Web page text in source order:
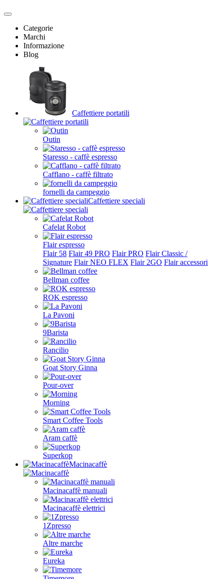
Categorie
Marchi
Informazione
Blog
Caffettiere portatili
Outin
Staresso - caffè espresso
Cafflano - caffè filtrato
fornelli da campeggio
Caffettiere speciali
Cafelat Robot
Flair espresso
Flair 58 Flair 49 PRO Flair PRO Flair Classic /
Signature Flair NEO FLEX Flair 2GO Flair accessori
Bellman coffee
ROK espresso
La Pavoni
9Barista
Rancilio
Goat Story Ginna
Pour-over
Morning
Smart Coffee Tools
Aram caffè
Superkop
Macinacaffè
Macinacaffè manuali
Macinacaffè elettrici
1Zpresso
Altre marche
Eureka